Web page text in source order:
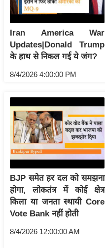
स्थ
व्र
त
त्यो
हा
रा
शि
फ
ल
वि
शे
ष
वि
श्ले
ष
ण
Iran America War
Updates|Donald Trump
के हाथ से निकल गई ये जंग?
8/4/2026 4:00:00 PM
BJP समेत हर दल को समझना
होगा, लोकतंत्र में कोई क्षेत्र
किला या जनता स्थायी Core
Vote Bank नहीं होती
8/4/2026 12:00:00 AM